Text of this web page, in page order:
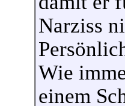
Narziss
Wie
einem